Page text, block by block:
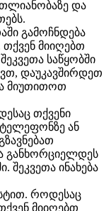
და
გამოჩნდება
თქვენ მიიღებთ
საწყობში
დაუკავშირდეთ
მიუთითოთ
თქვენი
ან
განხორციელდეს
შეკვეთა ინახება
როდესაც
მიიღებთ